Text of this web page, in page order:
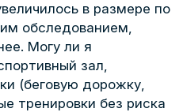
в размере по
обследованием,
Могу ли я
зал,
(беговую дорожку,
тренировки без риска